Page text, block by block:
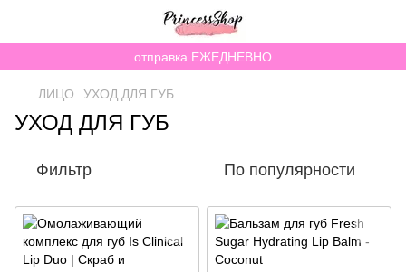
отправка ЕЖЕДНЕВНО
ЛИЦО УХОД ДЛЯ ГУБ
УХОД ДЛЯ ГУБ
Фильтр По популярности